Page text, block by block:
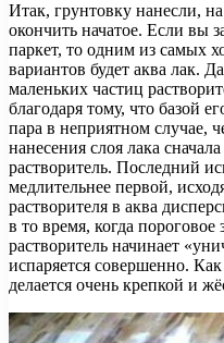
Итак, грунтовку нанесли,
окончить начатое. Если вы
паркет, то одним из самых
вариантов будет аква лак.
маленьких частиц
благодаря тому, что базой
пара в неприятном случае,
нанесения слоя лака
растворитель. Последний
медлительнее первой,
растворителя в аква
в то время, когда пороговое
растворитель начинает
испаряется совершенно.
делается очень крепкой и